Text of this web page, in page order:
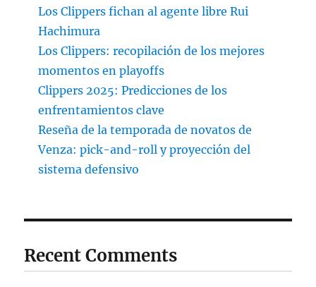
Los Clippers fichan al agente libre Rui
Hachimura
Los Clippers: recopilación de los mejores
momentos en playoffs
Clippers 2025: Predicciones de los
enfrentamientos clave
Reseña de la temporada de novatos de
Venza: pick-and-roll y proyección del
sistema defensivo
Recent Comments